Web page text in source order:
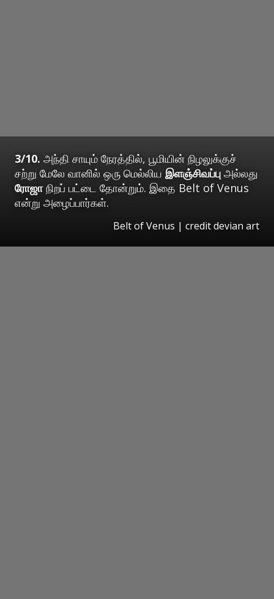
3/10. அந்தி சாயும் நேரத்தில், பூமியின் நிழலுக்குச்
சற்று மேலே வானில் ஒரு மெல்லிய இளஞ்சிவப்பு அல்லது
ரோஜாநிறப் பட்டை தோன்றும். இதை Belt of Venus
என்று அழைப்பார்கள்.
Belt of Venus | credit devian art